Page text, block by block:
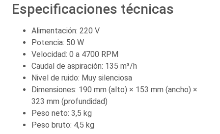
Especificaciones técnicas
Alimentación: 220 V
Potencia: 50 W
Velocidad: 0 a 4700 RPM
Caudal de aspiración: 135 m³/h
Nivel de ruido: Muy silenciosa
Dimensiones: 190 mm (alto) × 153 mm (ancho) ×
323 mm (profundidad)
Peso neto: 3,5 kg
Peso bruto: 4,5 kg